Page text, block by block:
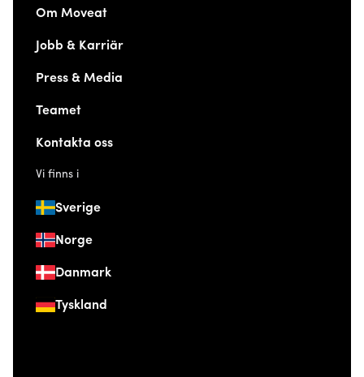
Om Moveat
Jobb & Karriär
Press & Media
Teamet
Kontakta oss
Vi finns i
Sverige
Norge
Danmark
Tyskland